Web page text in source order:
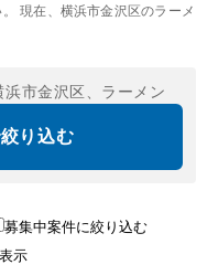
現在、横浜市金沢区のラーメ
浜市金沢区、ラーメン
り込む
募集中案件に絞り込む
示